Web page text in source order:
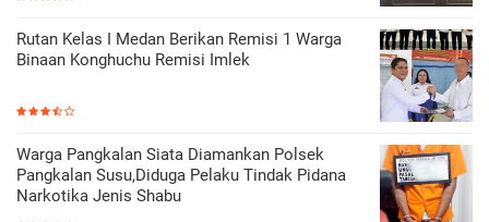
Rutan Kelas I Medan Berikan Remisi 1 Warga
Binaan Konghuchu Remisi Imlek
Warga Pangkalan Siata Diamankan Polsek
Pangkalan Susu,Diduga Pelaku Tindak Pidana
Narkotika Jenis Shabu